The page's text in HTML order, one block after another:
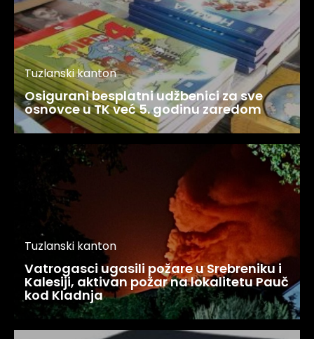
Tuzlanski kanton
Osigurani besplatni udžbenici za sve
osnovce u TK već 5. godinu zaredom
Tuzlanski kanton
Vatrogasci ugasili požare u Srebreniku i
Kalesiji, aktivan požar na lokalitetu Pauč
kod Kladnja